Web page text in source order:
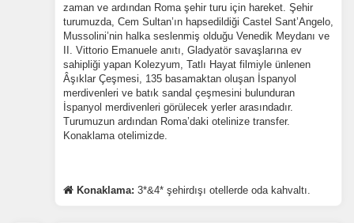
ÇEREZ KULLANIM AYARLARINIZ
Çerez tercihlerinizibelirleyin.
Daha fazla bilgi içinKVKK bilgilendirmemizi,çerez kullanımve
gizlilik koşullarınıinceleyebilirsiniz.
devre dışı bırakılamaz.
zaman ve ardından Roma şehir turu için hareket. Şehir
turumuzda, Cem Sultan’ın hapsedildiği Castel Sant’Angelo,
Mussolini’nin halka seslenmiş olduğu Venedik Meydanı ve
II. Vittorio Emanuele anıtı, Gladyatör savaşlarına ev
sahipliği yapan Kolezyum, Tatlı Hayat filmiyle ünlenen
Âşıklar Çeşmesi, 135 basamaktan oluşan İspanyol
merdivenleri ve batık sandal çeşmesini bulunduran
İspanyol merdivenleri görülecek yerler arasındadır.
Turumuzun ardından Roma’daki otelinize transfer.
Konaklama otelimizde.
Konaklama: 3*&4* şehirdışı otellerde oda kahvaltı.